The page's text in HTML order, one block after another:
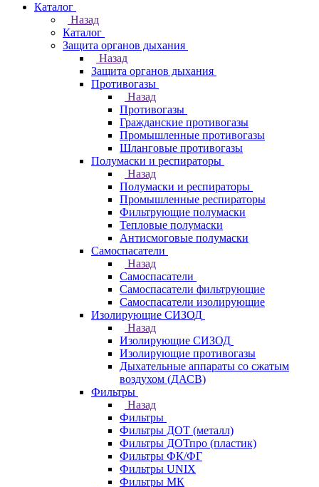
Каталог
Назад
Каталог
Защита органов дыхания
Назад
Защита органов дыхания
Противогазы
Назад
Противогазы
Гражданские противогазы
Промышленные противогазы
Шланговые противогазы
Полумаски и респираторы
Назад
Полумаски и респираторы
Промышленные респираторы
Фильтрующие полумаски
Тепловые полумаски
Антисмоговые полумаски
Самоспасатели
Назад
Самоспасатели
Самоспасатели фильтрующие
Самоспасатели изолирующие
Изолирующие СИЗОД
Назад
Изолирующие СИЗОД
Изолирующие противогазы
Дыхательные аппараты со сжатым
воздухом (ДАСВ)
Фильтры
Назад
Фильтры
Фильтры ДОТ (металл)
Фильтры ДОТпро (пластик)
Фильтры ФК/ФГ
Фильтры UNIX
Фильтры МК